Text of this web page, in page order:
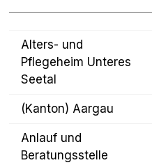
Alters- und
Pflegeheim Unteres
Seetal
(Kanton) Aargau
Anlauf und
Beratungsstelle